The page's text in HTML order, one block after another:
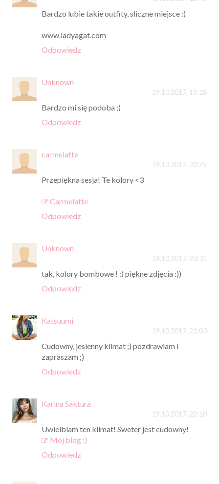
Bardzo lubie takie outfity, sliczne miejsce :)
www.ladyagat.com
Odpowiedz
Unknown
19.10.2017, 19:18
Bardzo mi się podoba ;)
Odpowiedz
carmelatte
19.10.2017, 20:25
Przepiękna sesja! Te kolory <3
Carmelatte
Odpowiedz
Unknown
19.10.2017, 20:31
tak, kolory bombowe ! :) piękne zdjęcia :))
Odpowiedz
Katsuumi
19.10.2017, 21:03
Cudowny, jesienny klimat ;) pozdrawiam i
zapraszam ;)
Odpowiedz
Karina Saktura
19.10.2017, 22:10
Uwielbiam ten klimat! Sweter jest cudowny!
Mój blog :)
Odpowiedz